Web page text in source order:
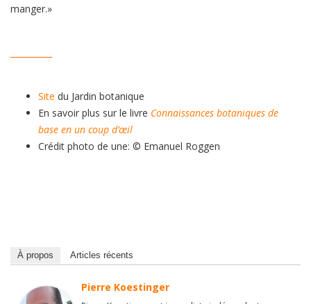
manger.»
Site du Jardin botanique
En savoir plus sur le livre Connaissances botaniques de
base en un coup d’œil
Crédit photo de une: © Emanuel Roggen
À propos Articles récents
Pierre Koestinger